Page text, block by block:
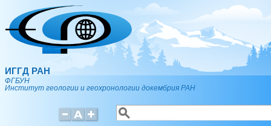
Перейти к основному содержанию
ИГГД РАН
ФГБУН
Институт геологии и геохронологии докембрия РАН
Форма поиска
Поиск